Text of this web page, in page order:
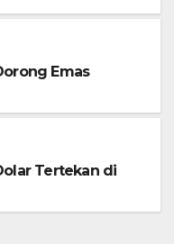
Emas
Tertekan di